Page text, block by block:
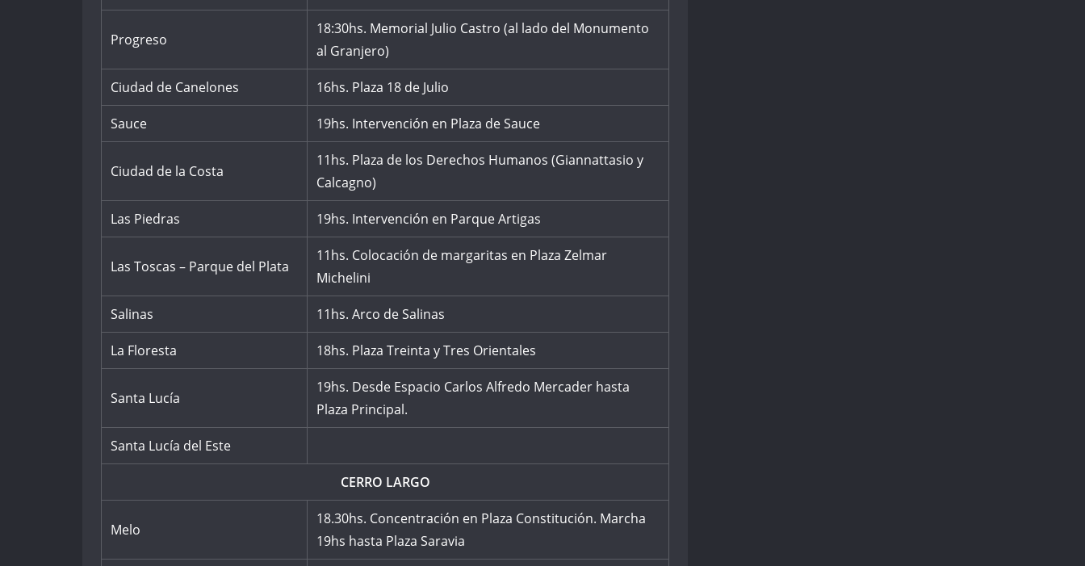
Progreso
18:30hs. Memorial Julio Castro (al lado del Monumento
al Granjero)
Ciudad de Canelones 16hs. Plaza 18 de Julio
Sauce 19hs. Intervención en Plaza de Sauce
Ciudad de la Costa
11hs. Plaza de los Derechos Humanos (Giannattasio y
Calcagno)
Las Piedras 19hs. Intervención en Parque Artigas
Las Toscas – Parque del Plata
11hs. Colocación de margaritas en Plaza Zelmar
Michelini
Salinas 11hs. Arco de Salinas
La Floresta 18hs. Plaza Treinta y Tres Orientales
Santa Lucía
19hs. Desde Espacio Carlos Alfredo Mercader hasta
Plaza Principal.
Santa Lucía del Este
CERRO LARGO
Melo
18.30hs. Concentración en Plaza Constitución. Marcha
19hs hasta Plaza Saravia